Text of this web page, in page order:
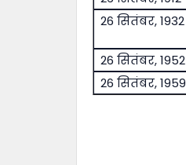
26 सितंबर, 1932
26 सितंबर, 1952
26 सितंबर, 1959